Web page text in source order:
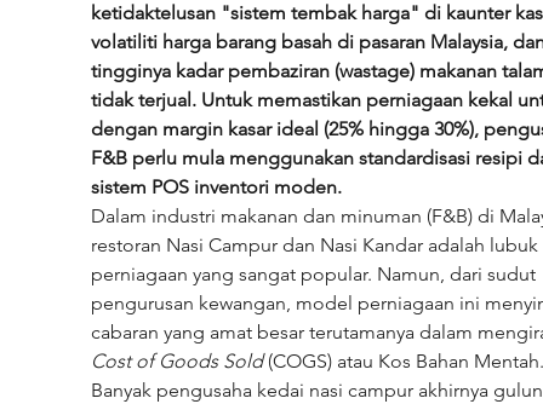
ketidaktelusan "sistem tembak harga" di kaunter
volatiliti harga barang basah di pasaran Malaysia,
tingginya kadar pembaziran (wastage) makanan
tidak terjual. Untuk memastikan perniagaan kekal
dengan margin kasar ideal (25% hingga 30%),
F&B perlu mula menggunakan standardisasi resipi
sistem POS inventori moden.
Dalam industri makanan dan minuman (F&B) di
restoran Nasi Campur dan Nasi Kandar adalah lubuk
perniagaan yang sangat popular. Namun, dari sudut
pengurusan kewangan, model perniagaan ini
cabaran yang amat besar terutamanya dalam
Cost of Goods Sold (COGS) atau Kos Bahan Mentah.
Banyak pengusaha kedai nasi campur akhirnya